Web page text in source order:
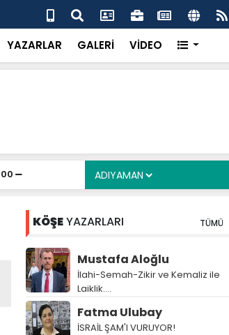
her gün 4 bin 898 vatandaşa sıcak yemek
YAZARLAR GALERİ VİDEO
KÖŞEYAZARLARI TÜMÜ
Mustafa Aloğlu
İlahi-Semah-Zikir ve Kemaliz ile
Laiklik….
Fatma Ulubay
İSRAİL ŞAM'I VURUYOR!